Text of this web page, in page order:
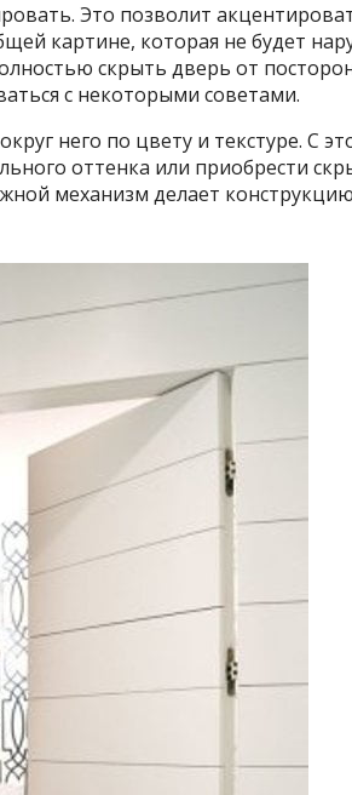
Это позволит
картине, которая не будет
скрыть дверь от
с некоторыми советами.
него по цвету и текстуре. С
оттенка или приобрести
механизм делает конструкцию